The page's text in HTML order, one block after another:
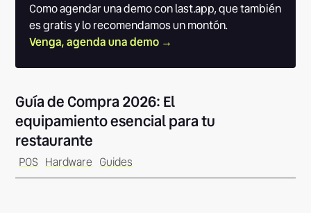
Como agendar una demo con last.app, que también
es gratis y lo recomendamos un montón.
Venga, agenda una demo →
Guía de Compra 2026: El
equipamiento esencial para tu
restaurante
POS Hardware Guides